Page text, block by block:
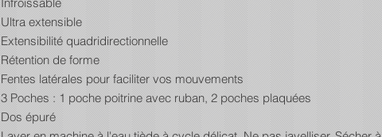
Ultra extensible
Extensibilité quadridirectionnelle
Rétention de forme
Fentes latérales pour faciliter vos mouvements
3 Poches : 1 poche poitrine avec ruban, 2 poches plaquées
Dos épuré